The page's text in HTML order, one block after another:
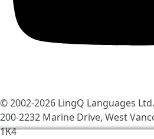
© 2002-2026 LingQ Languages Ltd.
200-2232 Marine Drive, West
1K4